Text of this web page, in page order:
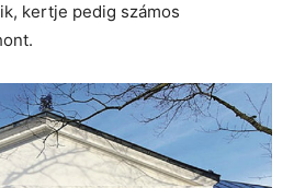
kertje pedig számos